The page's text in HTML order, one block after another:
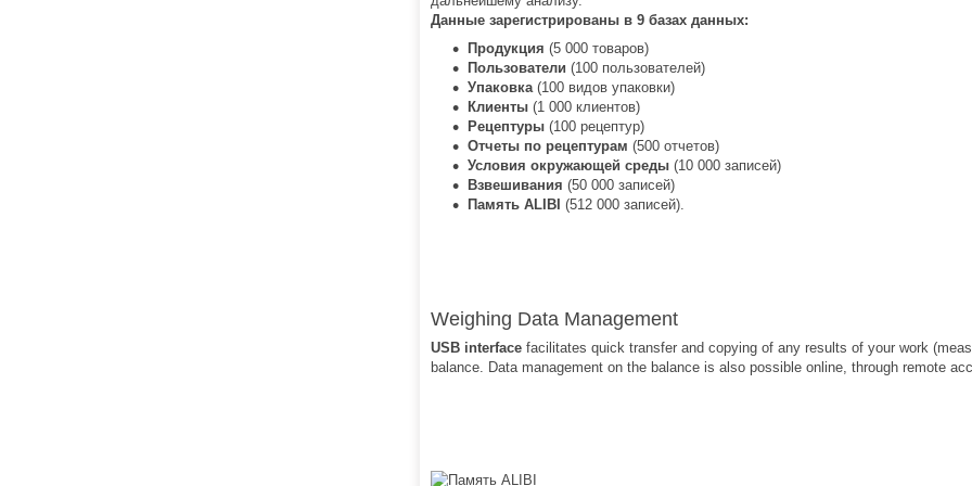
Данные зарегистрированы в 9 базах данных:
Продукция (5 000 товаров)
Пользователи (100 пользователей)
Упаковка (100 видов упаковки)
Клиенты (1 000 клиентов)
Рецептуры (100 рецептур)
Отчеты по рецептурам (500 отчетов)
Условия окружающей среды (10 000 записей)
Взвешивания (50 000 записей)
Память ALIBI (512 000 записей).
Weighing Data Management
USB interface facilitates quick transfer and copying of any results of your work
balance. Data management on the balance is also possible online, through remote